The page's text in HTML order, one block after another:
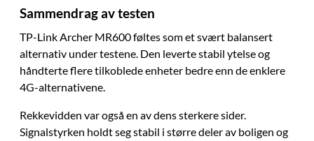
Sammendrag av testen
TP-Link Archer MR600 føltes som et svært balansert
alternativ under testene. Den leverte stabil ytelse og
håndterte flere tilkoblede enheter bedre enn de enklere
4G-alternativene.
Rekkevidden var også en av dens sterkere sider.
Signalstyrken holdt seg stabil i større deler av boligen og